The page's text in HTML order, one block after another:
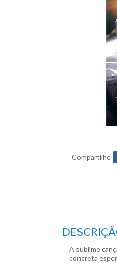
Compartilhe
A sublime
concreta